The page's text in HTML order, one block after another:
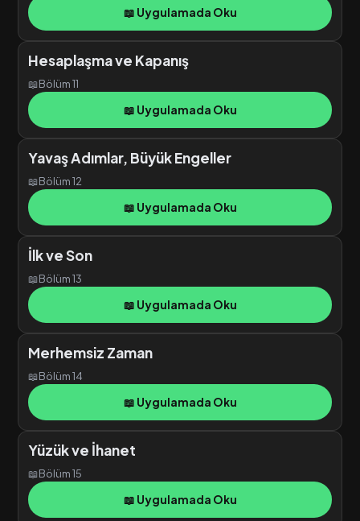
📖 Uygulamada Oku
Hesaplaşma ve Kapanış
📖Bölüm 11
📖 Uygulamada Oku
Yavaş Adımlar, Büyük Engeller
📖Bölüm 12
📖 Uygulamada Oku
İlk ve Son
📖Bölüm 13
📖 Uygulamada Oku
Merhemsiz Zaman
📖Bölüm 14
📖 Uygulamada Oku
Yüzük ve İhanet
📖Bölüm 15
📖 Uygulamada Oku